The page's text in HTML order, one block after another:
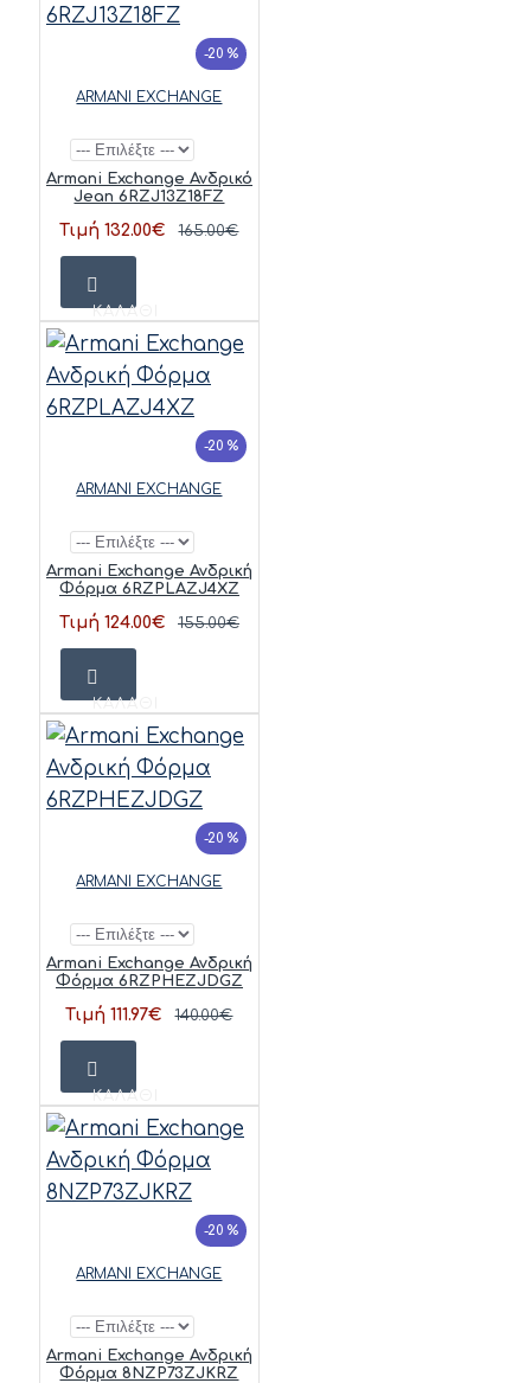
-20 %
ARMANI EXCHANGE
Armani Exchange Ανδρικό
Jean 6RZJ13Z18FZ
Τιμή 132.00€ 165.00€
ΚΑΛΆΘΙ
-20 %
ARMANI EXCHANGE
Armani Exchange Ανδρική
Φόρμα 6RZPLAZJ4XZ
Τιμή 124.00€ 155.00€
ΚΑΛΆΘΙ
-20 %
ARMANI EXCHANGE
Armani Exchange Ανδρική
Φόρμα 6RZPHEZJDGZ
Τιμή 111.97€ 140.00€
ΚΑΛΆΘΙ
-20 %
ARMANI EXCHANGE
Armani Exchange Ανδρική
Φόρμα 8NZP73ZJKRZ